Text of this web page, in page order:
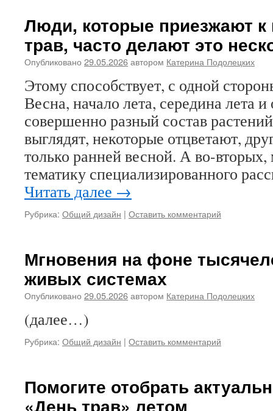
Люди, которые приезжают
трав, часто делают это
Опубликовано 29.05.2026автором Катерина Подолецких
Этому способствует, с одной
Весна, начало лета, середина лета
совершенно разный состав
выглядят, некоторые отцветают,
только ранней весной. А во-
тематику специализированного
Читать далее →
Рубрика: Общий дизайн | Оставить комментарий
Мгновения на фоне
живых системах
Опубликовано 29.05.2026автором Катерина Подолецких
(далее…)
Рубрика: Общий дизайн | Оставить комментарий
Помогите отобрать
«День трав» летом